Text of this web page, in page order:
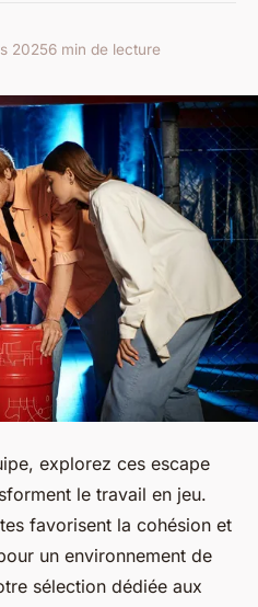
20256 min de lecture
explorez ces escape
le travail en jeu.
favorisent la cohésion et
un environnement de
sélection dédiée aux